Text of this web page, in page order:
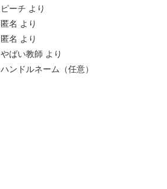
ピーチ より
匿名 より
匿名 より
やばい教師 より
ハンドルネーム（任意）